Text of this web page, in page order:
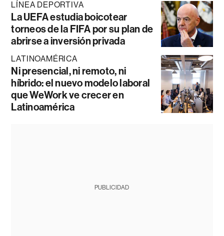
LÍNEA DEPORTIVA
La UEFA estudia boicotear
torneos de la FIFA por su plan de
abrirse a inversión privada
LATINOAMÉRICA
Ni presencial, ni remoto, ni
híbrido: el nuevo modelo laboral
que WeWork ve crecer en
Latinoamérica
PUBLICIDAD